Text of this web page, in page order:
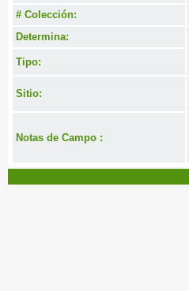
# Colección:
Determina:
Tipo:
Sitio:
Notas de Campo :